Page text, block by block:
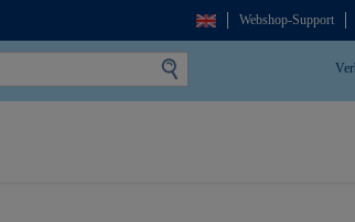
Webshop-Support